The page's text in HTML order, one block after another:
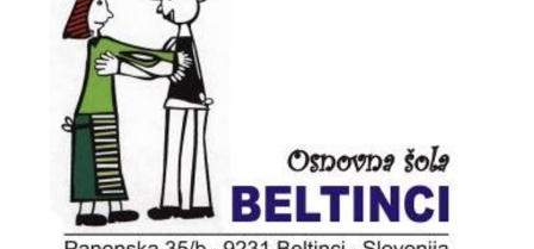
Varstvo osebnih podatkov
Informacije javnega značaja
Občinski časopis "Mali Rijtar"
Občinski predpisi
Galerija slik
Prostorski akti
Druge koristne povezave